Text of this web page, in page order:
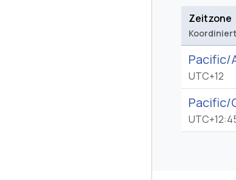
Zeitzone
Pacific/
UTC+12
Pacific/